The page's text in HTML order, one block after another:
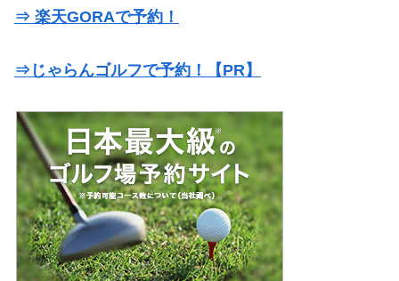
⇒ 楽天GORAで予約！
⇒じゃらんゴルフで予約！【PR】